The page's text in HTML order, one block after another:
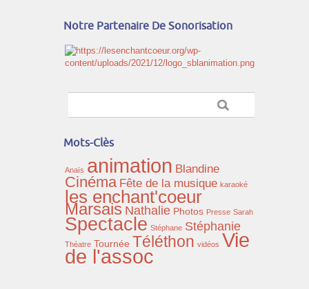
Notre Partenaire De Sonorisation
Mots-Clès
Anaïs animation Blandine
Cinéma Fête de la musique karaoké
les enchant'coeur
Marsais Nathalie Photos Presse Sarah
Spectacle Stéphane Stéphanie
Théatre Tournée Téléthon vidéos Vie
de l'assoc